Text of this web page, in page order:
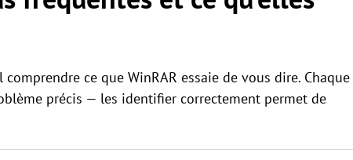
ce que WinRAR essaie de vous dire. Chaque
précis — les identifier correctement permet de